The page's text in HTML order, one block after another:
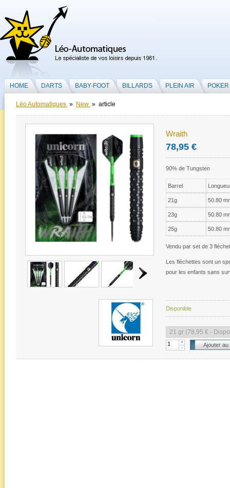
HOME DARTS BABY-FOOT BILLARDS PLEIN AIR POKER
Léo Automatiques » New » article
Wraith
78,95 €
90% de Tungsten
Barrel
21g 50.80
23g 50.80
25g 50.80
Vendu par set de 3
Les fléchettes sont un
pour les enfants sans
Disponible
+
-